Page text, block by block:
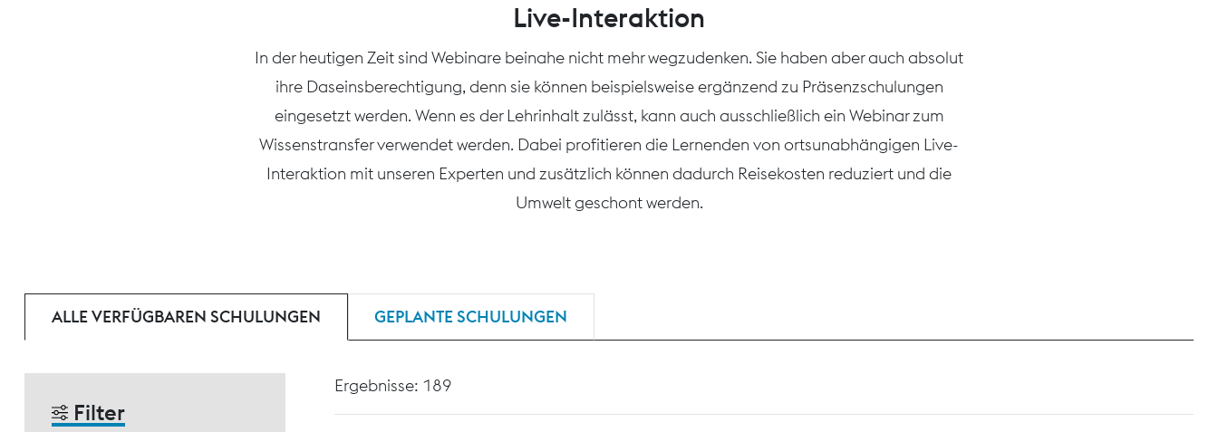
Live-Interaktion
In der heutigen Zeit sind Webinare beinahe nicht mehr wegzudenken. Sie haben aber auch absolut
ihre Daseinsberechtigung, denn sie können beispielsweise ergänzend zu Präsenzschulungen
eingesetzt werden. Wenn es der Lehrinhalt zulässt, kann auch ausschließlich ein Webinar zum
Wissenstransfer verwendet werden. Dabei profitieren die Lernenden von ortsunabhängigen Live-
Interaktion mit unseren Experten und zusätzlich können dadurch Reisekosten reduziert und die
Umwelt geschont werden.
ALLE VERFÜGBAREN SCHULUNGEN GEPLANTE SCHULUNGEN
Filter
Ergebnisse: 189